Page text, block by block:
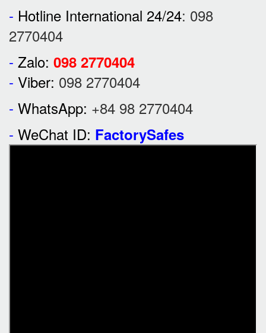
- Hotline International 24/24: 098
2770404
- Zalo: 098 2770404
- Viber: 098 2770404
- WhatsApp: +84 98 2770404
- WeChat ID: FactorySafes